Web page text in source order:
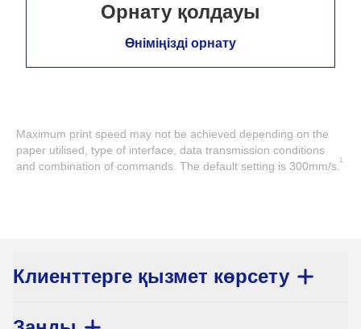
Орнату қолдауы
Өніміңізді орнату
Maximum print speed may not be achieved depending on the
paper utilised, type of interface, data transmission conditions
and combination of commands. The default setting is 300mm/s. 1
Клиенттерге қызмет көрсету